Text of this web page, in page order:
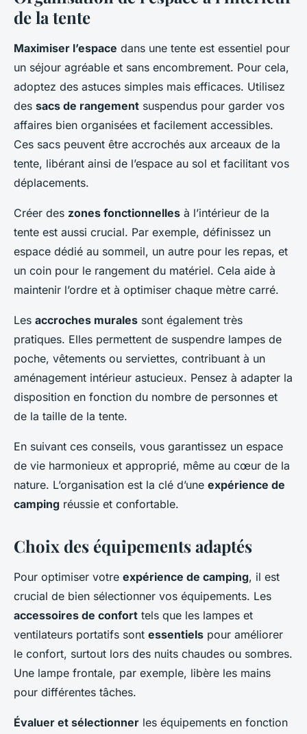
de la tente
Maximiser l’espace dans une tente est essentiel pour
un séjour agréable et sans encombrement. Pour cela,
adoptez des astuces simples mais efficaces. Utilisez
des sacs de rangement suspendus pour garder vos
affaires bien organisées et facilement accessibles.
Ces sacs peuvent être accrochés aux arceaux de la
tente, libérant ainsi de l’espace au sol et facilitant vos
déplacements.
Créer des zones fonctionnelles à l’intérieur de la
tente est aussi crucial. Par exemple, définissez un
espace dédié au sommeil, un autre pour les repas, et
un coin pour le rangement du matériel. Cela aide à
maintenir l’ordre et à optimiser chaque mètre carré.
Les accroches murales sont également très
pratiques. Elles permettent de suspendre lampes de
poche, vêtements ou serviettes, contribuant à un
aménagement intérieur astucieux. Pensez à adapter la
disposition en fonction du nombre de personnes et
de la taille de la tente.
En suivant ces conseils, vous garantissez un espace
de vie harmonieux et approprié, même au cœur de la
nature. L’organisation est la clé d’une expérience de
camping réussie et confortable.
Choix des équipements adaptés
Pour optimiser votre expérience de camping, il est
crucial de bien sélectionner vos équipements. Les
accessoires de confort tels que les lampes et
ventilateurs portatifs sont essentiels pour améliorer
le confort, surtout lors des nuits chaudes ou sombres.
Une lampe frontale, par exemple, libère les mains
pour différentes tâches.
Évaluer et sélectionner les équipements en fonction